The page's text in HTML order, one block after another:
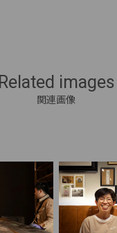
Related images
関連画像